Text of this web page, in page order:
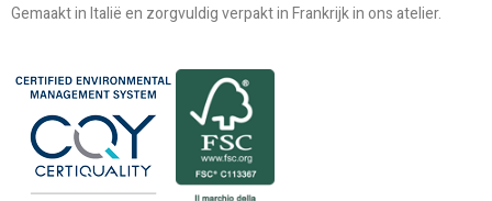
Gemaakt in Italië en zorgvuldig verpakt in Frankrijk in ons atelier.